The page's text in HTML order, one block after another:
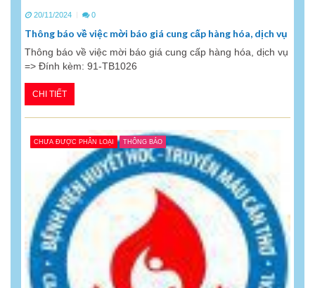
20/11/2024 0
Thông báo về việc mời báo giá cung cấp hàng hóa, dịch vụ
Thông báo về việc mời báo giá cung cấp hàng hóa, dịch vụ
=> Đính kèm: 91-TB1026
CHI TIẾT
CHƯA ĐƯỢC PHÂN LOẠI THÔNG BÁO